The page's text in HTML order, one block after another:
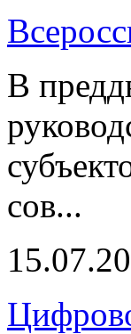
В
сов...